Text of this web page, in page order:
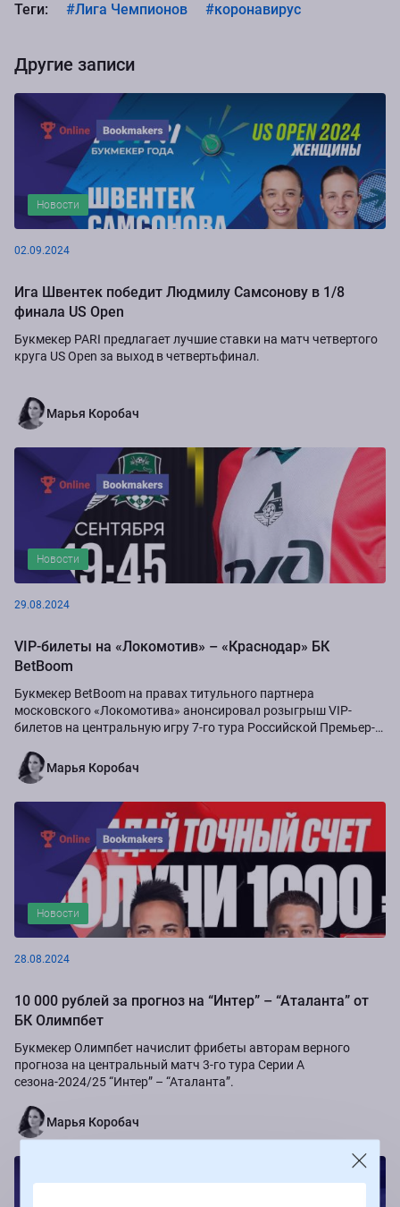
Теги: #Лига Чемпионов #коронавирус
Другие записи
Новости
02.09.2024
Ига Швентек победит Людмилу Самсонову в 1/8
финала US Open
Букмекер PARI предлагает лучшие ставки на матч четвертого
круга US Open за выход в четвертьфинал.
Марья Коробач
Новости
29.08.2024
VIP-билеты на «Локомотив» – «Краснодар» БК
BetBoom
Букмекер BetBoom на правах титульного партнера
московского «Локомотива» анонсировал розыгрыш VIP-
билетов на центральную игру 7-го тура Российской Премьер-
Марья Коробач
Новости
28.08.2024
10 000 рублей за прогноз на “Интер” – “Аталанта” от
БК Олимпбет
Букмекер Олимпбет начислит фрибеты авторам верного
прогноза на центральный матч 3-го тура Серии А
сезона-2024/25 “Интер” – “Аталанта”.
Марья Коробач